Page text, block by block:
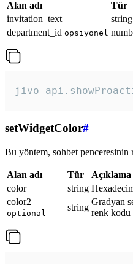
Alan adı Tür
invitation_text
string
department_id opsiyonel
setWidgetColor#
Bu yöntem, sohbet penceresinin
Alan adı Tür
Açıklama
color
string
color2
optional
string
Gradyan
renk kodu